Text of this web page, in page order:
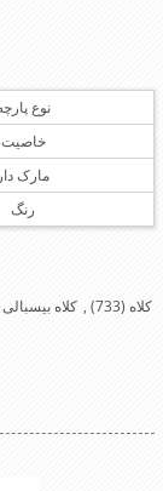
نوع
خاصیت
مارک دار
رنگ
کلاه (733)
, کلاه بیسبالی